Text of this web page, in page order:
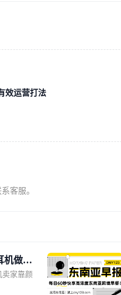
效运营打法
客服。
机做成
卖家靠颜